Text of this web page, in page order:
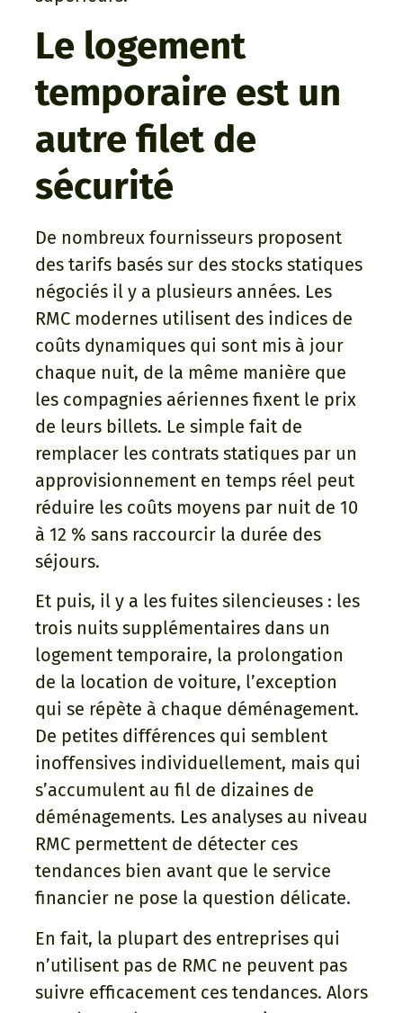
Le logement
temporaire est un
autre filet de
sécurité
De nombreux fournisseurs proposent
des tarifs basés sur des stocks statiques
négociés il y a plusieurs années. Les
RMC modernes utilisent des indices de
coûts dynamiques qui sont mis à jour
chaque nuit, de la même manière que
les compagnies aériennes fixent le prix
de leurs billets. Le simple fait de
remplacer les contrats statiques par un
approvisionnement en temps réel peut
réduire les coûts moyens par nuit de 10
à 12 % sans raccourcir la durée des
séjours.
Et puis, il y a les fuites silencieuses : les
trois nuits supplémentaires dans un
logement temporaire, la prolongation
de la location de voiture, l’exception
qui se répète à chaque déménagement.
De petites différences qui semblent
inoffensives individuellement, mais qui
s’accumulent au fil de dizaines de
déménagements. Les analyses au niveau
RMC permettent de détecter ces
tendances bien avant que le service
financier ne pose la question délicate.
En fait, la plupart des entreprises qui
n’utilisent pas de RMC ne peuvent pas
suivre efficacement ces tendances. Alors